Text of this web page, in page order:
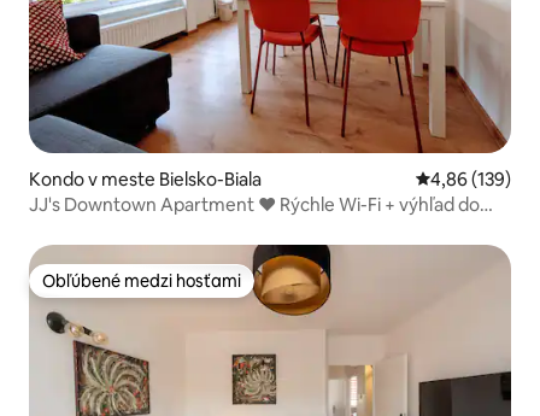
Kondo v meste Bielsko-Biala Priemerné
4,86 (139)
JJ's Downtown Apartment ♥ Rýchle Wi-Fi + výhľad do
Obľúbené medzi hosťami
Obľúbené medzi hosťami